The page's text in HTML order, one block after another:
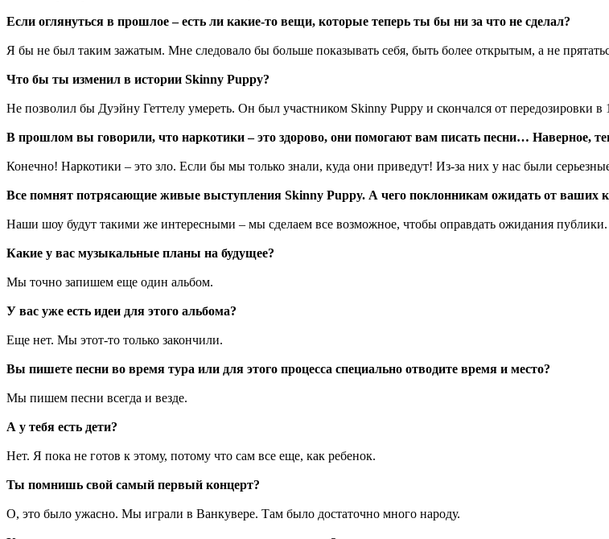
Если оглянуться в прошлое – есть ли какие-то вещи, которые теперь ты бы ни за что не сделал?
Я бы не был таким зажатым. Мне следовало бы больше показывать себя, быть более открытым, а не
Что бы ты изменил в истории Skinny Puppy?
Не позволил бы Дуэйну Геттелу умереть. Он был участником Skinny Puppy и скончался от передозировки в
В прошлом вы говорили, что наркотики – это здорово, они помогают вам писать песни… Наверное,
Конечно! Наркотики – это зло. Если бы мы только знали, куда они приведут! Из-за них у нас были
Все помнят потрясающие живые выступления Skinny Puppy. А чего поклонникам ожидать от ваших
Наши шоу будут такими же интересными – мы сделаем все возможное, чтобы оправдать ожидания публики.
Какие у вас музыкальные планы на будущее?
Мы точно запишем еще один альбом.
У вас уже есть идеи для этого альбома?
Еще нет. Мы этот-то только закончили.
Вы пишете песни во время тура или для этого процесса специально отводите время и место?
Мы пишем песни всегда и везде.
А у тебя есть дети?
Нет. Я пока не готов к этому, потому что сам все еще, как ребенок.
Ты помнишь свой самый первый концерт?
О, это было ужасно. Мы играли в Ванкувере. Там было достаточно много народу.